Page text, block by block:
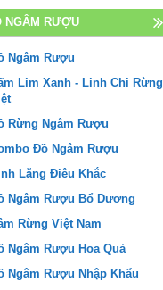
NGÂM RƯỢU
Ngâm Rượu
Lim Xanh - Linh Chi Rừng
Rừng Ngâm Rượu
Đồ Ngâm Rượu
Lăng Điêu Khắc
Ngâm Rượu Bổ Dương
Rừng Việt Nam
Ngâm Rượu Hoa Quả
Ngâm Rượu Nhập Khẩu